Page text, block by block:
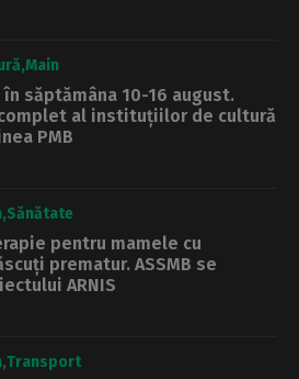
Main
săptămâna 10-16 august.
al instituțiilor de cultură
PMB
Sănătate
pentru mamele cu
prematur. ASSMB se
ARNIS
Transport